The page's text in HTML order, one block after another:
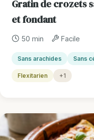
Gratin de crozets
et fondant
50 min Facile
Sans arachides Sans
Flexitarien +1